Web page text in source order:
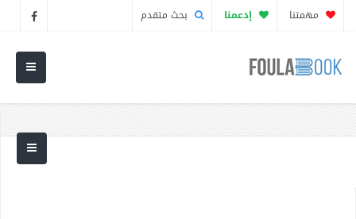
مهمتنا إدعمنا بحث متقدم